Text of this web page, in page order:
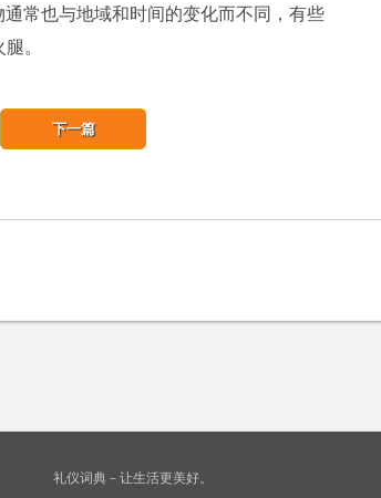
常也与地域和时间的变化而不同，有些
。
下一篇
礼仪词典－让生活更美好。